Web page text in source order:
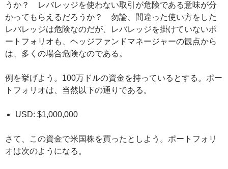
うか？ レバレッジを使わない取引が危険である意味が分
かってもらえるだろうか？ 勿論、間違った使い方をした
レバレッジは危険なのだが、レバレッジを掛けていないポ
ートフォリオも、ヘッジファンドマネージャーの観点から
は、多くの場合危険なのである。
例を挙げよう。100万ドルの資金を持っているとする。ポー
トフォリオは、当然以下の通りである。
USD: $1,000,000
さて、この資金で米国株を買ったとしよう。ポートフォリ
オは次のようになる。